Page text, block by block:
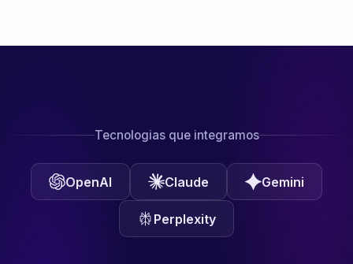
Tecnologias que integramos
OpenAI Claude Gemini
Perplexity